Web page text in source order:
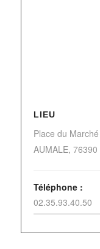
LIEU
Place du Marché
AUMALE, 76390
Téléphone :
02.35.93.40.50